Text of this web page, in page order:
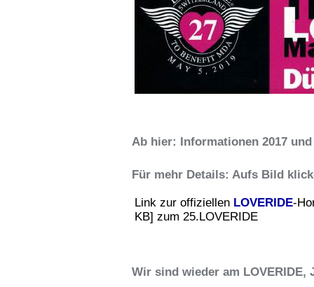
Ab hier: Informationen 2017
Für mehr Details: Aufs Bild
Link zur offiziellen LOVERIDE-
KB] zum 25.LOVERIDE
Wir sind wieder am LOVERIDE,